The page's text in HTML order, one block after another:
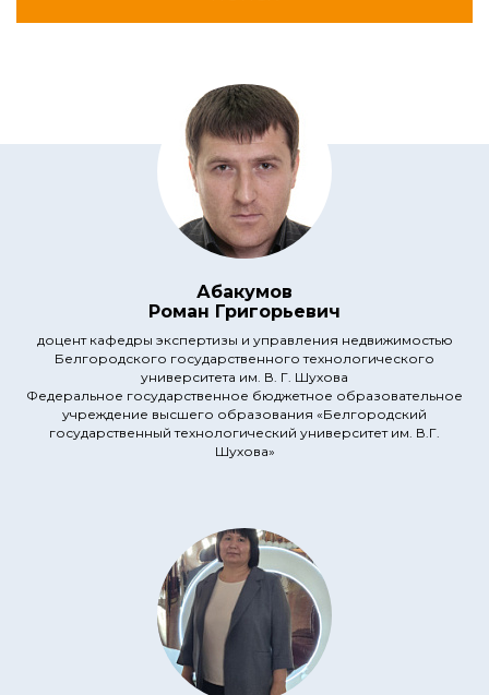
Абакумов
Роман Григорьевич
доцент кафедры экспертизы и управления недвижимостью
Белгородского государственного технологического
университета им. В. Г. Шухова
Федеральное государственное бюджетное образовательное
учреждение высшего образования «Белгородский
государственный технологический университет им. В.Г.
Шухова»